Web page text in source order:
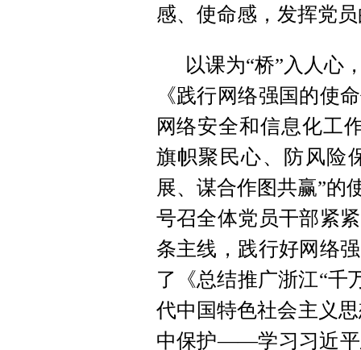
感、使命感，发挥党
以课为“桥”入人心
《践行网络强国的使
网络安全和信息化工
旗帜聚民心、防风险
展、谋合作图共赢”的
号召全体党员干部紧
条主线，践行好网络
了《总结推广浙江“千
代中国特色社会主义
中保护——学习习近平